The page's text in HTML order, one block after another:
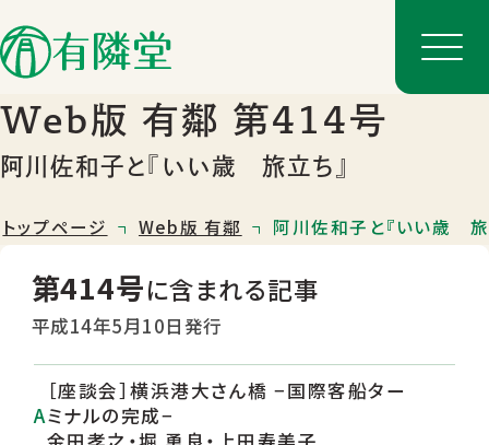
店舗一覧
店舗のご案内
Web版 有鄰 第414号
阿川佐和子と『いい歳 旅立ち』
トップページ Web版 有鄰 阿川佐和子と『いい歳 旅
第414号に含まれる記事
平成14年5月10日発行
［座談会］横浜港大さん橋 −国際客船ター
ミナルの完成−